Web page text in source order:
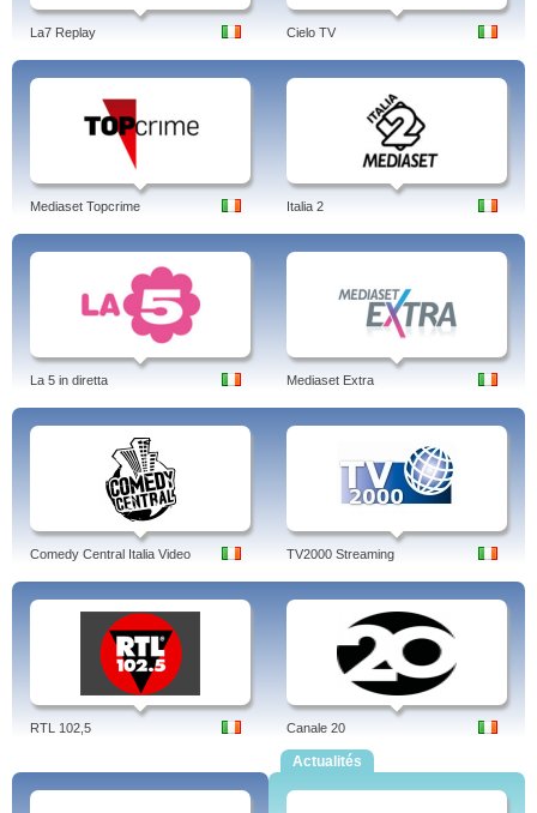
La7 Replay Cielo TV
Mediaset Topcrime Italia 2
La 5 in diretta Mediaset Extra
Comedy Central Italia Video TV2000 Streaming
RTL 102,5 Canale 20
Actualités